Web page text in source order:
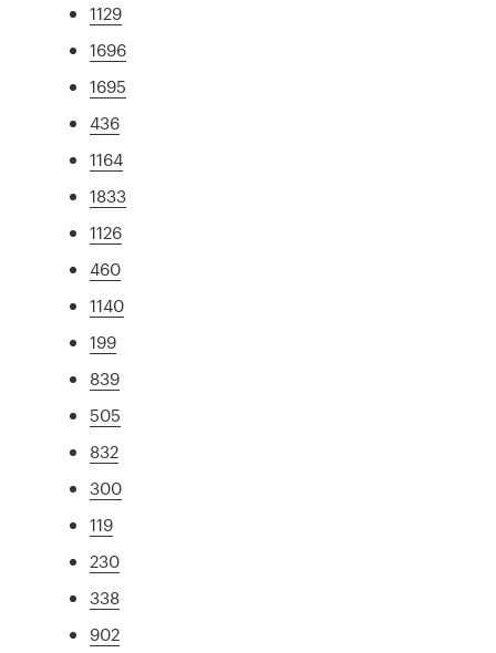
1129
1696
1695
436
1164
1833
1126
460
1140
199
839
505
832
300
119
230
338
902